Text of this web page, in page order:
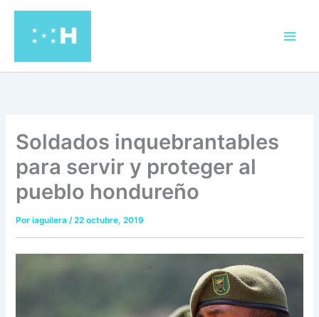
contenido
Soldados inquebrantables
para servir y proteger al
pueblo hondureño
Poriaguilera/22 octubre, 2019